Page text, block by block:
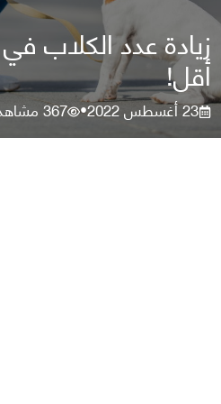
زيادة عدد الكلاب
أقل!
23 أغسطس 2022 •
367